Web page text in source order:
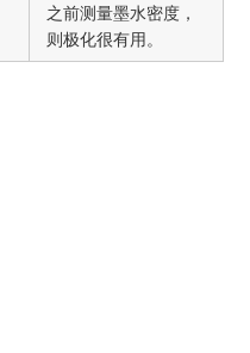
之前测量墨水密度，
则极化很有用。